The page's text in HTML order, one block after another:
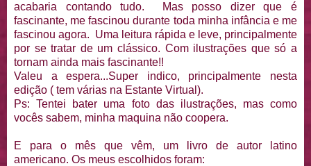
acabaria contando tudo. Mas posso dizer que é
fascinante, me fascinou durante toda minha infância e me
fascinou agora. Uma leitura rápida e leve, principalmente
por se tratar de um clássico. Com ilustrações que só a
tornam ainda mais fascinante!!
Valeu a espera...Super indico, principalmente nesta
edição ( tem várias na Estante Virtual).
Ps: Tentei bater uma foto das ilustrações, mas como
vocês sabem, minha maquina não coopera.
E para o mês que vêm, um livro de autor latino
americano. Os meus escolhidos foram: